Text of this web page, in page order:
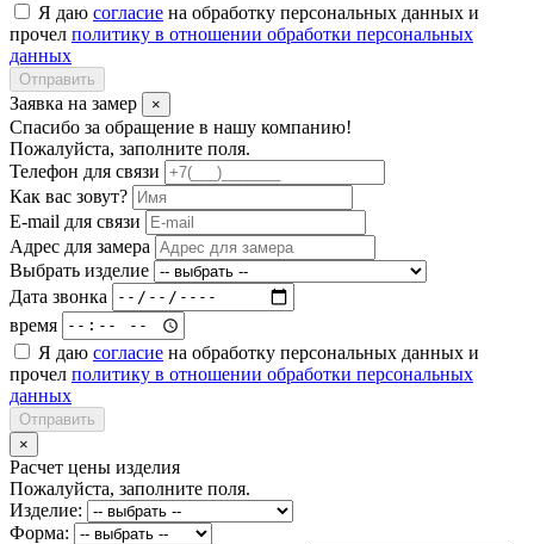
Я даю согласие на обработку персональных данных и
прочел политику в отношении обработки персональных
данных
Отправить
Заявка на замер ×
Спасибо за обращение в нашу компанию!
Пожалуйста, заполните поля.
Телефон для связи
Как вас зовут?
E-mail для связи
Адрес для замера
Выбрать изделие
Дата звонка
время
Я даю согласие на обработку персональных данных и
прочел политику в отношении обработки персональных
данных
Отправить
×
Расчет цены изделия
Пожалуйста, заполните поля.
Изделие:
Форма: